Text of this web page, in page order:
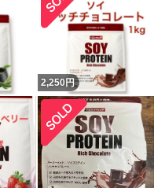
2,250 円